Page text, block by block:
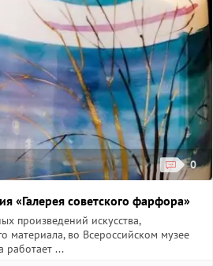
0
«Галерея советского фарфора»
произведений искусства,
материала, во Всероссийском музее
работает ...